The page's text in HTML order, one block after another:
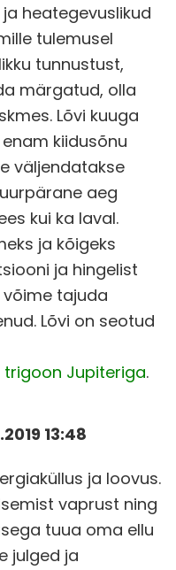
heategevuslikud
tulemusel
tunnustust,
märgatud, olla
Lõvi kuuga
kiidusõnu
väljendatakse
aeg
kui ka laval.
ja kõigeks
ja hingelist
tajuda
Lõvi on seotud
trigoon Jupiteriga.
13:48
ja loovus.
vaprust ning
tuua oma ellu
julged ja